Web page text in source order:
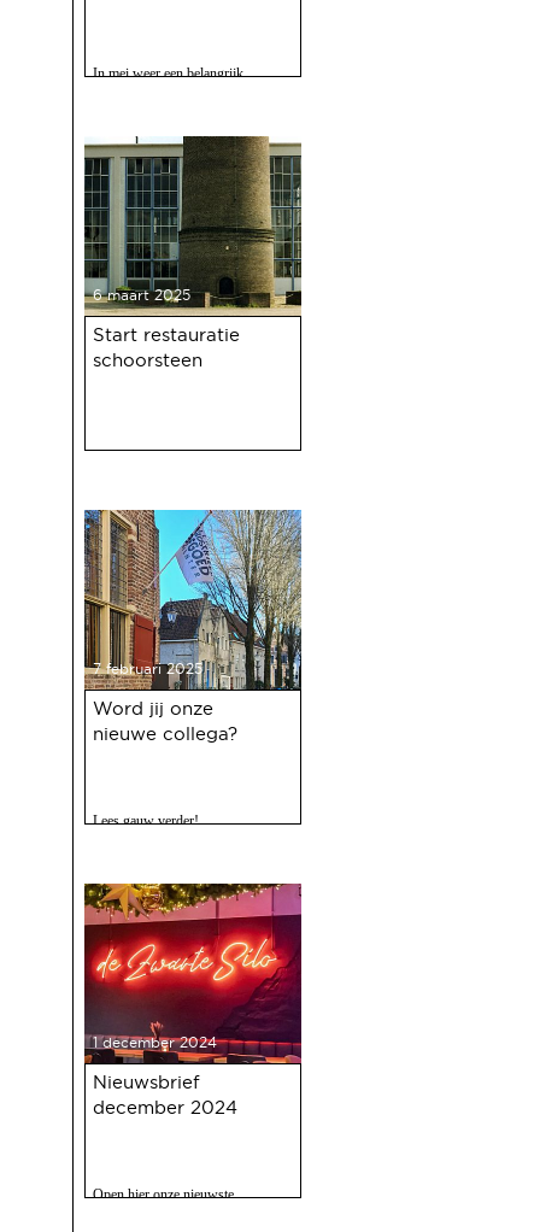
In mei weer een belangrijk
haven 100 jaar bestaat.
6 maart 2025
Start restauratie
schoorsteen
7 februari 2025
Word jij onze
nieuwe collega?
Lees gauw verder!
1 december 2024
Nieuwsbrief
december 2024
Open hier onze nieuwste